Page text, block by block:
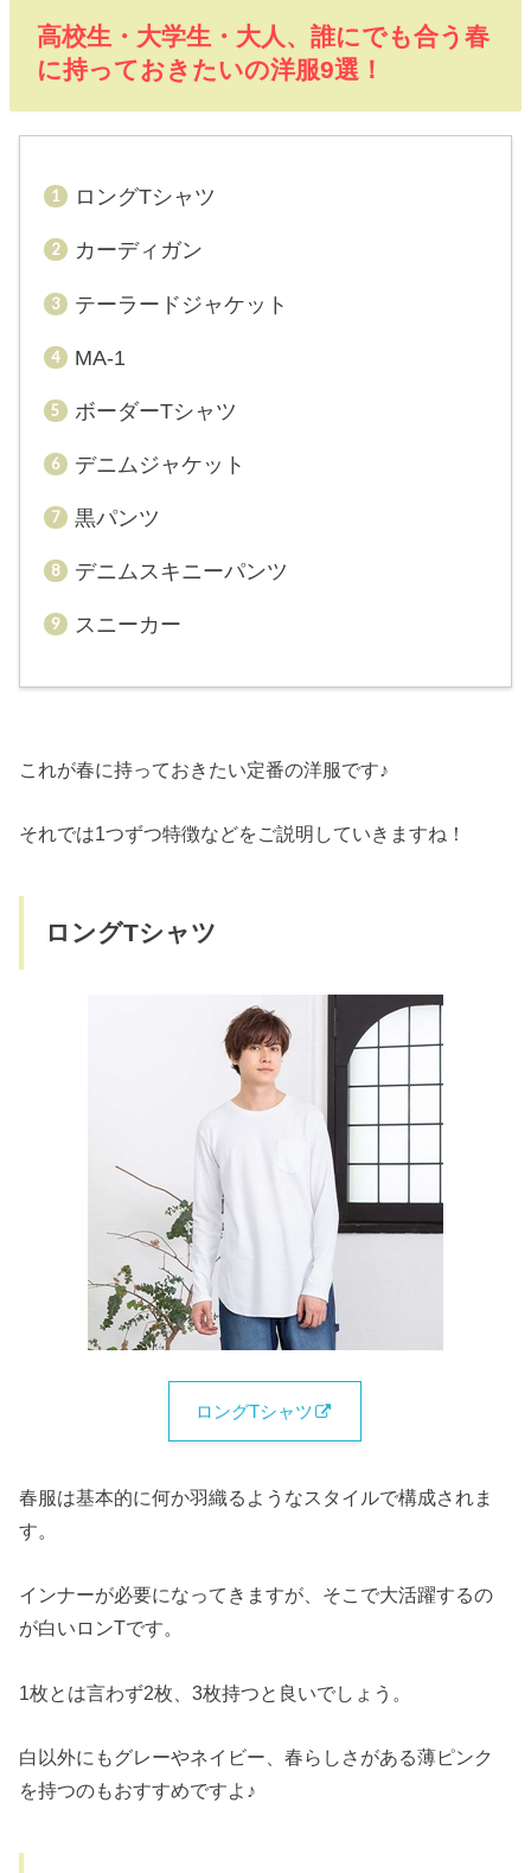
高校生・大学生・大人、誰にでも合う春
に持っておきたいの洋服9選！
ロングTシャツ
カーディガン
テーラードジャケット
MA-1
ボーダーTシャツ
デニムジャケット
黒パンツ
デニムスキニーパンツ
スニーカー
これが春に持っておきたい定番の洋服です♪
それでは1つずつ特徴などをご説明していきますね！
ロングTシャツ
ロングTシャツ
春服は基本的に何か羽織るようなスタイルで構成されま
す。
インナーが必要になってきますが、そこで大活躍するの
が白いロンTです。
1枚とは言わず2枚、3枚持つと良いでしょう。
白以外にもグレーやネイビー、春らしさがある薄ピンク
を持つのもおすすめですよ♪